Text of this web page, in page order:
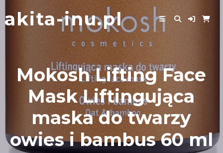
to
content
akita-inu.pl
Mokosh Lifting Face
Mask Liftingująca
maska do twarzy
owies i bambus 60 ml